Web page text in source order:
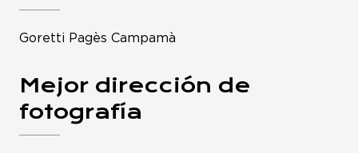
Goretti Pagès Campamà
Mejor dirección de
fotografía